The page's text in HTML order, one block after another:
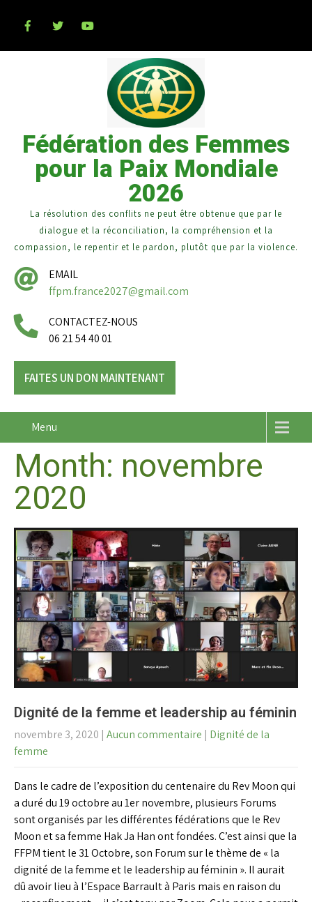
Fédération des Femmes
pour la Paix Mondiale
2026
La résolution des conflits ne peut être obtenue que par le
dialogue et la réconciliation, la compréhension et la
compassion, le repentir et le pardon, plutôt que par la violence.
EMAIL
ffpm.france2027@gmail.com
CONTACTEZ-NOUS
06 21 54 40 01
FAITES UN DON MAINTENANT
Menu
Month: novembre
2020
Dignité de la femme et leadership au féminin
novembre 3, 2020 | Aucun commentaire | Dignité de la
femme
Dans le cadre de l’exposition du centenaire du Rev Moon qui
a duré du 19 octobre au 1er novembre, plusieurs Forums
sont organisés par les différentes fédérations que le Rev
Moon et sa femme Hak Ja Han ont fondées. C’est ainsi que la
FFPM tient le 31 Octobre, son Forum sur le thème de « la
dignité de la femme et le leadership au féminin ». Il aurait
dû avoir lieu à l’Espace Barrault à Paris mais en raison du